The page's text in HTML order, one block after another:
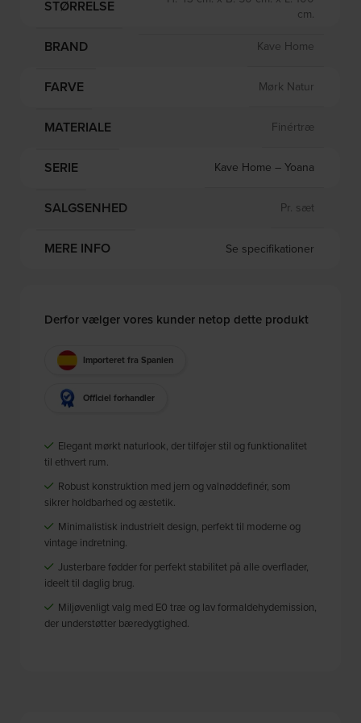
STØRRELSE
cm.
BRAND Kave Home
FARVE Mørk Natur
MATERIALE Finértræ
SERIE Kave Home – Yoana
SALGSENHED Pr. sæt
MERE INFO Se specifikationer
Derfor vælger vores kunder netop dette produkt
Importeret fra Spanien
Officiel forhandler
Elegant mørkt naturlook, der tilføjer stil og funktionalitet
til ethvert rum.
Robust konstruktion med jern og valnøddefinér, som
sikrer holdbarhed og æstetik.
Minimalistisk industrielt design, perfekt til moderne og
vintage indretning.
Justerbare fødder for perfekt stabilitet på alle overflader,
ideelt til daglig brug.
Miljøvenligt valg med E0 træ og lav formaldehydemission,
der understøtter bæredygtighed.